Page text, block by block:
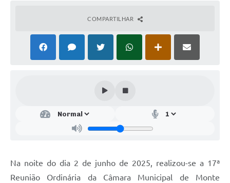
COMPARTILHAR
Na noite do dia 2 de junho de 2025, realizou-se a 17ª
Reunião Ordinária da Câmara Municipal de Monte